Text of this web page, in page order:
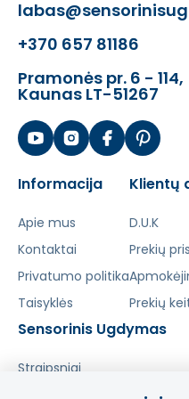
- skatina fizinį
+370 657 81186
Pramonės pr. 6 - 114,
Kaunas LT-51267
Informacija
Apie mus
Kontaktai
Privatumo politika
Taisyklės
Klientų
D.U.K
Prekių
Prekių
Sensorinis Ugdymas
Straipsniai